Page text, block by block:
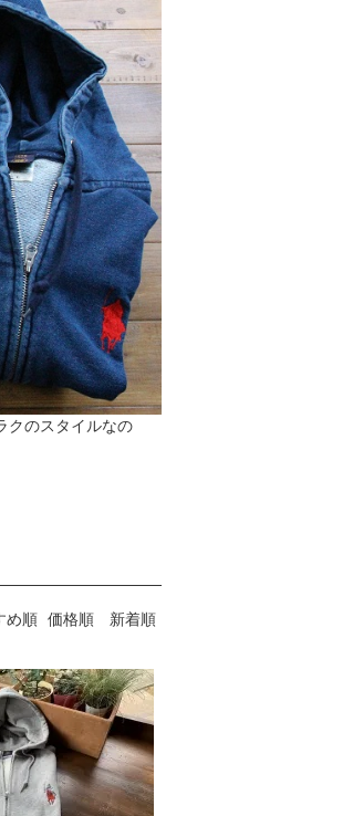
クのスタイルなの
め順 価格順 新着順